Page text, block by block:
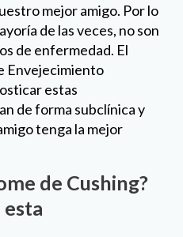
mejor amigo. Por lo
de las veces, no son
de enfermedad. El
Envejecimiento
estas
de forma subclínica y
tenga la mejor
de Cushing?
esta